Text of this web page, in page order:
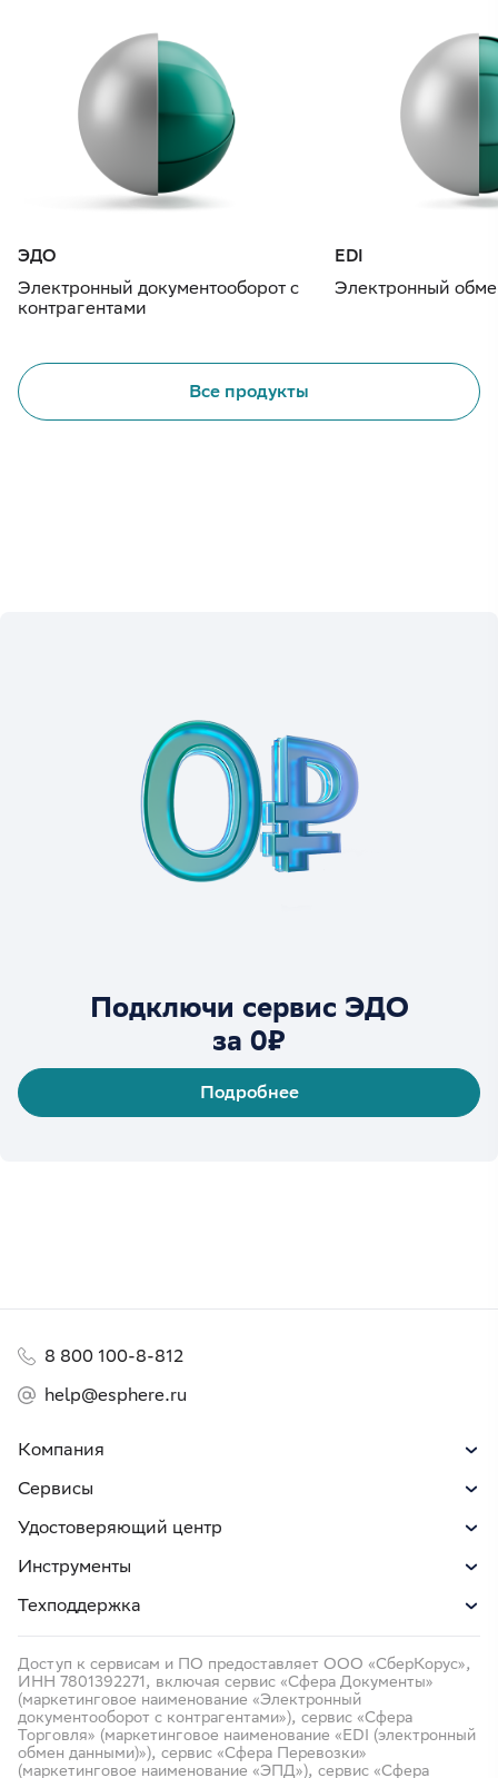
Подключи сервис ЭДО
за 0₽
Подробнее
ЭДО
Электронный документооборот с
контрагентами
EDI
Электронный
Все продукты
Компания
Сервисы
Удостоверяющий центр
Инструменты
Техподдержка
8 800 100-8-812
help@esphere.ru
Доступ к сервисам и ПО предоставляет ООО «СберКорус»,
ИНН 7801392271, включая сервис «Сфера Документы»
(маркетинговое наименование «Электронный
документооборот с контрагентами»), сервис «Сфера
Торговля» (маркетинговое наименование «EDI (электронный
обмен данными)»), сервис «Сфера Перевозки»
(маркетинговое наименование «ЭПД»), сервис «Сфера